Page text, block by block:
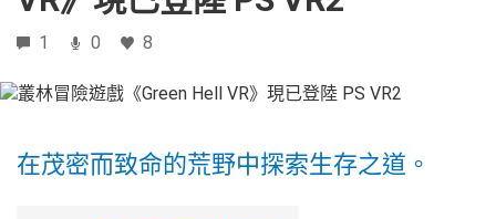
1 0 8
在茂密而致命的荒野中探索生存之道。